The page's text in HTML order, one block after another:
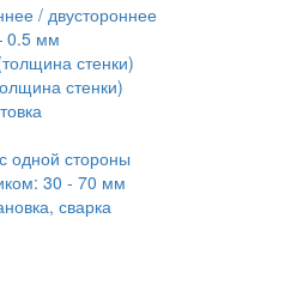
/ двустороннее
0.5 мм
стенки)
стенки)
одной стороны
30 - 70 мм
сварка